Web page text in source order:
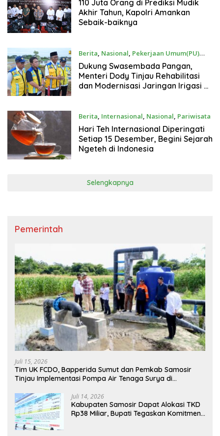
110 Juta Orang di Prediksi Mudik
Akhir Tahun, Kapolri Amankan
Sebaik-baiknya
Berita, Nasional, Pekerjaan Umum(PU)
Desember 15, 2024
Dukung Swasembada Pangan,
Menteri Dody Tinjau Rehabilitasi
dan Modernisasi Jaringan Irigasi di
Berita, Internasional, Nasional, Pariwisata
Desember 15, 2024
Hari Teh Internasional Diperingati
Setiap 15 Desember, Begini Sejarah
Ngeteh di Indonesia
Selengkapnya
Pemerintah
Juli 15, 2026
Tim UK FCDO, Bapperida Sumut dan Pemkab Samosir
Tinjau Implementasi Pompa Air Tenaga Surya di
Juli 14, 2026
Kabupaten Samosir Dapat Alokasi TKD
Rp38 Miliar, Bupati Tegaskan Komitmen